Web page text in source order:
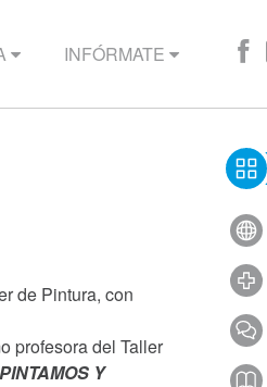
INFÓRMATE
de Pintura, con
profesora del Taller
PINTAMOS Y